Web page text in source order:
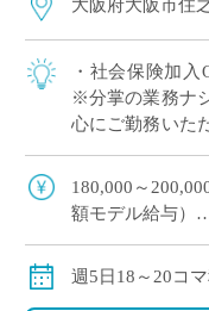
大阪府大阪市住
・社会保険加入
※分掌の業務ナ
心にご勤務いた
度 担当予定 ・2
180,000～
額モデル給与）
※週18コマ以上
週5日18～20コ